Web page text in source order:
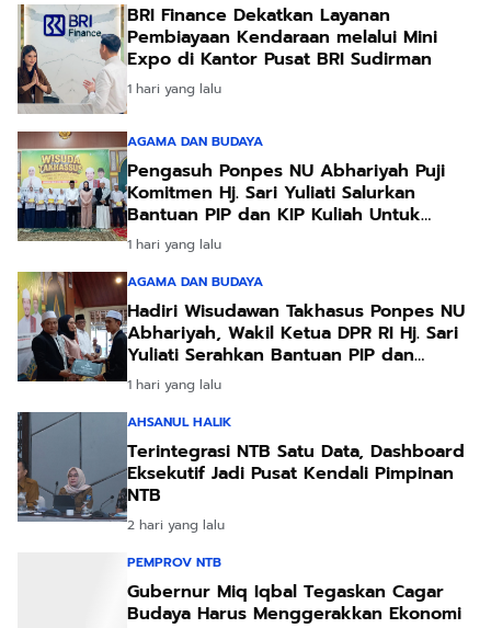
BRI Finance Dekatkan Layanan
Pembiayaan Kendaraan melalui Mini
Expo di Kantor Pusat BRI Sudirman
1 hari yang lalu
AGAMA DAN BUDAYA
Pengasuh Ponpes NU Abhariyah Puji
Komitmen Hj. Sari Yuliati Salurkan
Bantuan PIP dan KIP Kuliah Untuk
Santri
1 hari yang lalu
AGAMA DAN BUDAYA
Hadiri Wisudawan Takhasus Ponpes NU
Abhariyah, Wakil Ketua DPR RI Hj. Sari
Yuliati Serahkan Bantuan PIP dan
Bantuan Program Sanitasi
1 hari yang lalu
AHSANUL HALIK
Terintegrasi NTB Satu Data, Dashboard
Eksekutif Jadi Pusat Kendali Pimpinan
NTB
2 hari yang lalu
PEMPROV NTB
Gubernur Miq Iqbal Tegaskan Cagar
Budaya Harus Menggerakkan Ekonomi